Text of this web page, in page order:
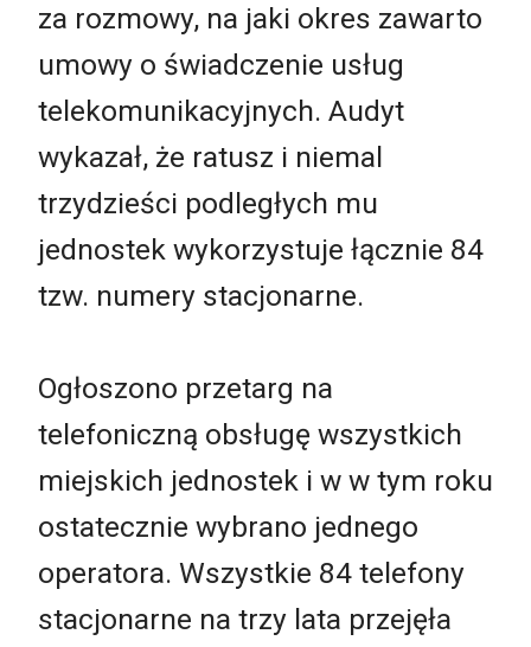
za rozmowy, na jaki okres zawarto
umowy o świadczenie usług
telekomunikacyjnych. Audyt
wykazał, że ratusz i niemal
trzydzieści podległych mu
jednostek wykorzystuje łącznie 84
tzw. numery stacjonarne.
Ogłoszono przetarg na
telefoniczną obsługę wszystkich
miejskich jednostek i w w tym roku
ostatecznie wybrano jednego
operatora. Wszystkie 84 telefony
stacjonarne na trzy lata przejęła